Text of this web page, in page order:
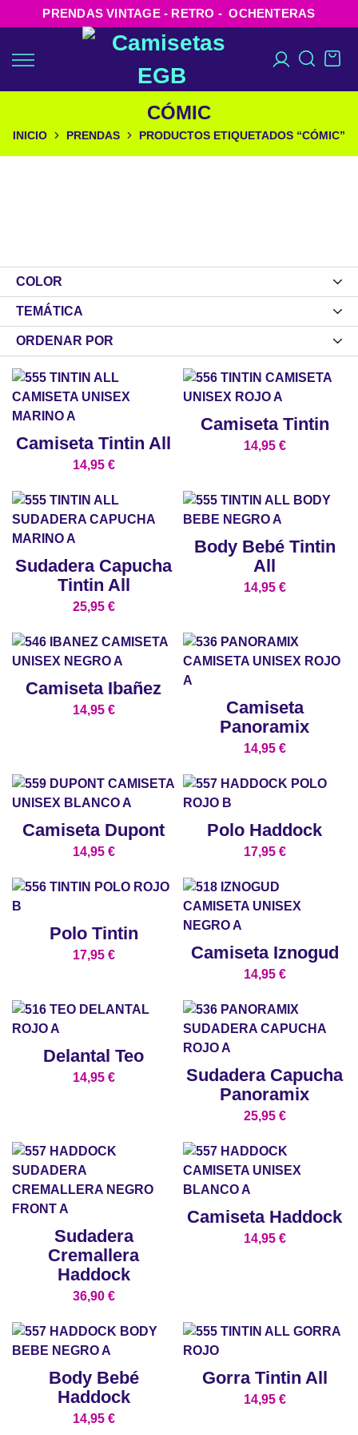
PRENDAS VINTAGE - RETRO - OCHENTERAS
INICIO PRENDAS PRODUCTOS ETIQUETADOS “CÓMIC”
CÓMIC
COLOR
TEMÁTICA
ORDENAR POR
Camiseta Tintin All
14,95 €
Camiseta Tintin
14,95 €
Sudadera Capucha
Tintin All
25,95 €
Body Bebé Tintin
All
14,95 €
Camiseta Ibañez
14,95 €
Camiseta
Panoramix
14,95 €
Camiseta Dupont
14,95 €
Polo Haddock
17,95 €
Polo Tintin
17,95 € Camiseta Iznogud
14,95 €
Delantal Teo
14,95 €
Sudadera Capucha
Panoramix
25,95 €
Sudadera
Cremallera
Haddock
36,90 €
Camiseta Haddock
14,95 €
Body Bebé
Haddock
14,95 €
Gorra Tintin All
14,95 €